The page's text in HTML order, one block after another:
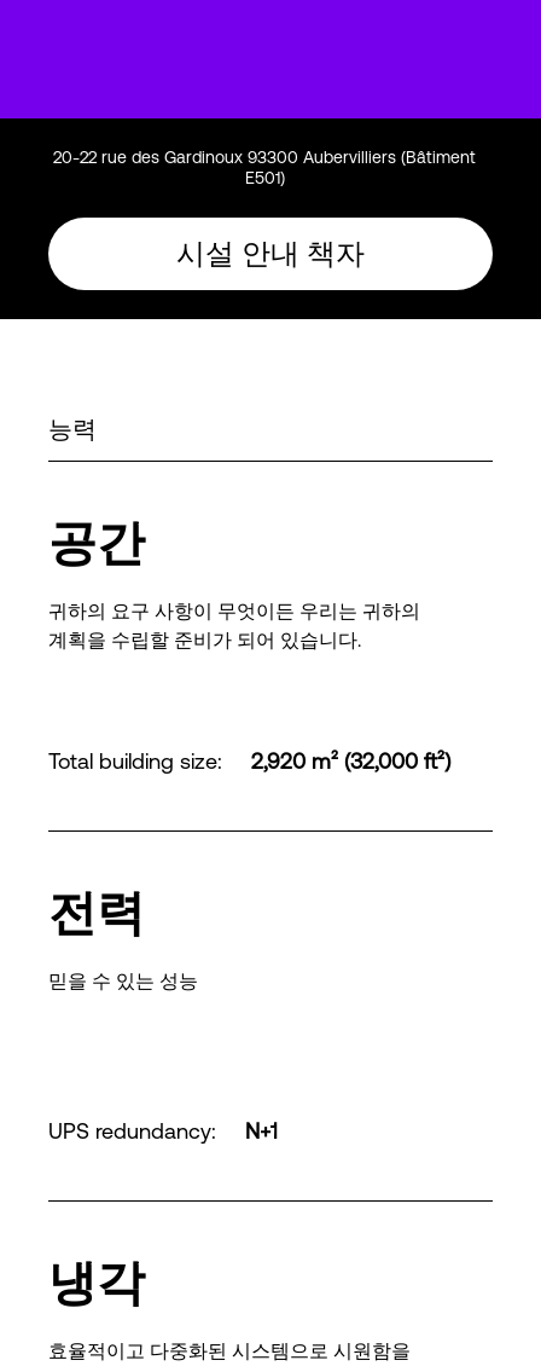
20-22 rue des Gardinoux 93300 Aubervilliers (Bâtiment
E501)
시설 안내 책자
능력
공간
귀하의 요구 사항이 무엇이든 우리는 귀하의
계획을 수립할 준비가 되어 있습니다.
Total building size: 2,920 m² (32,000 ft²)
전력
믿을 수 있는 성능
UPS redundancy: N+1
냉각
효율적이고 다중화된 시스템으로 시원함을